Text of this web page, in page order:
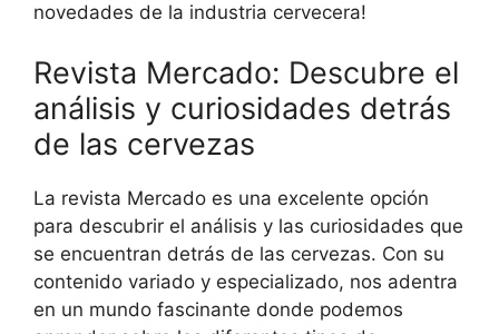
novedades de la industria cervecera!
Revista Mercado: Descubre el
análisis y curiosidades detrás
de las cervezas
La revista Mercado es una excelente opción
para descubrir el análisis y las curiosidades que
se encuentran detrás de las cervezas. Con su
contenido variado y especializado, nos adentra
en un mundo fascinante donde podemos